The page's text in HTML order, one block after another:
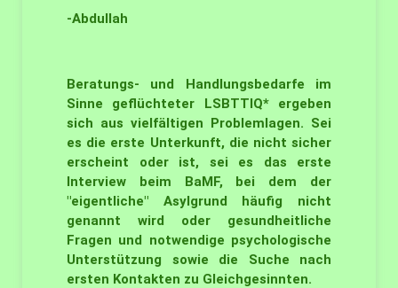
-Abdullah
Beratungs- und Handlungsbedarfe im
Sinne geflüchteter LSBTTIQ* ergeben
sich aus vielfältigen Problemlagen. Sei
es die erste Unterkunft, die nicht sicher
erscheint oder ist, sei es das erste
Interview beim BaMF, bei dem der
"eigentliche" Asylgrund häufig nicht
genannt wird oder gesundheitliche
Fragen und notwendige psychologische
Unterstützung sowie die Suche nach
ersten Kontakten zu Gleichgesinnten.